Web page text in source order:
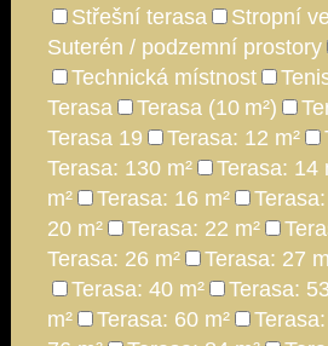
Střešní terasa
Stropní
Suterén / podzemní prostory
Technická místnost
Terasa
Terasa (10 m²)
Terasa 19
Terasa: 12 m²
Terasa: 130 m²
Terasa: 14
m²
Terasa: 16 m²
20 m²
Terasa: 22 m²
Terasa: 26 m²
Terasa: 27
Terasa: 40 m²
Terasa:
m²
Terasa: 60 m²